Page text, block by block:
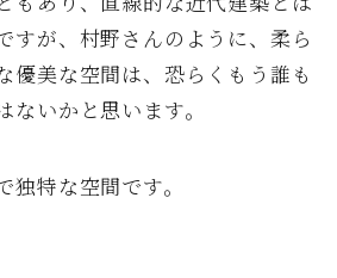
すが、村野さんのように、柔ら
優美な空間は、恐らくもう誰も
いかと思います。
特な空間です。